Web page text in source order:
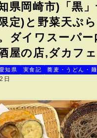
県岡崎市)「黒
定)と野菜天ぷ
ダイワスーパー
屋の店,ダカフェ
知県 実食記 蕎麦・うどん・
日